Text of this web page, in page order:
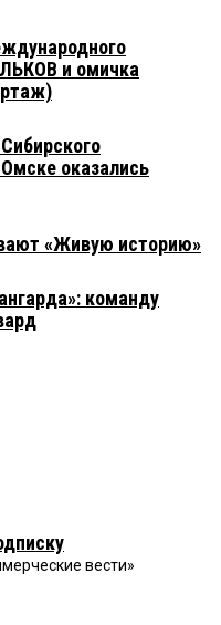
и омичка
оказались
«Живую историю»
команду
вести»